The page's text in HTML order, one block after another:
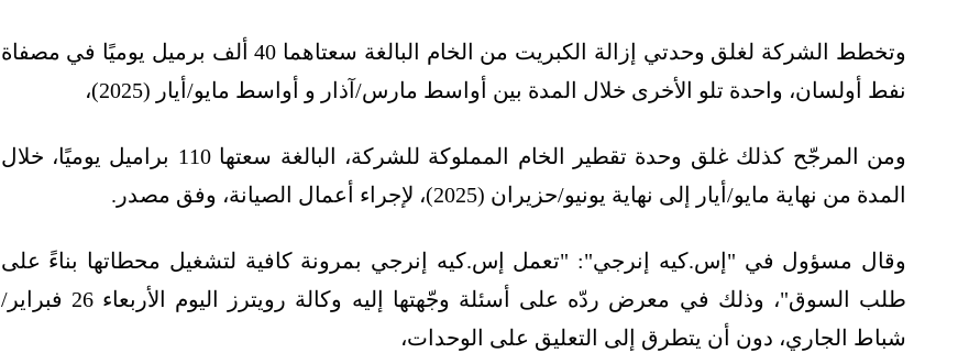
وتخطط الشركة لغلق وحدتي إزالة الكبريت من الخام البالغة سعتاهما 40 ألف برميل يوميًا في مصفاة
نفط أولسان، واحدة تلو الأخرى خلال المدة بين أواسط مارس/آذار و أواسط مايو/أيار (2025)،
ومن المرجّح كذلك غلق وحدة تقطير الخام المملوكة للشركة، البالغة سعتها 110 براميل يوميًا، خلال
المدة من نهاية مايو/أيار إلى نهاية يونيو/حزيران (2025)، لإجراء أعمال الصيانة، وفق مصدر.
وقال مسؤول في "إس.كيه إنرجي": "تعمل إس.كيه إنرجي بمرونة كافية لتشغيل محطاتها بناءً على
طلب السوق"، وذلك في معرض ردّه على أسئلة وجّهتها إليه وكالة رويترز اليوم الأربعاء 26 فبراير/
شباط الجاري، دون أن يتطرق إلى التعليق على الوحدات،